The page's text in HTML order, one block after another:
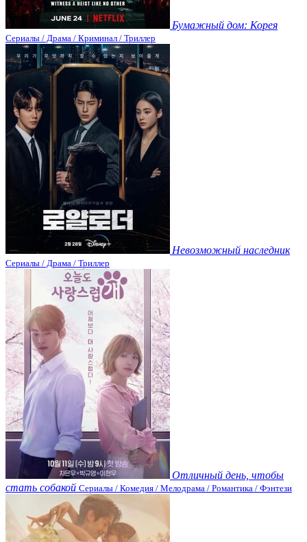
Бумажный дом: Корея
Сериалы / Драма / Криминал / Триллер
Невозможный наследник
Сериалы / Драма / Триллер
Отличный день, чтобы
стать собакой Сериалы / Комедия / Мелодрама / Романтика / Фэнтези